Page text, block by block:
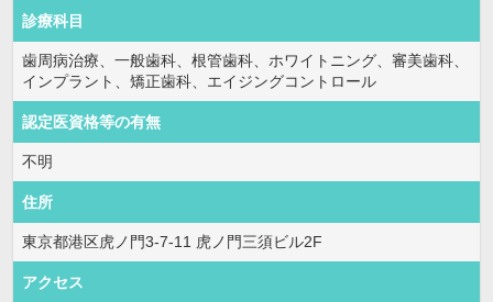
診療科目
歯周病治療、一般歯科、根管歯科、ホワイトニング、審美歯科、
インプラント、矯正歯科、エイジングコントロール
認定医資格等の有無
不明
住所
東京都港区虎ノ門3-7-11 虎ノ門三須ビル2F
アクセス